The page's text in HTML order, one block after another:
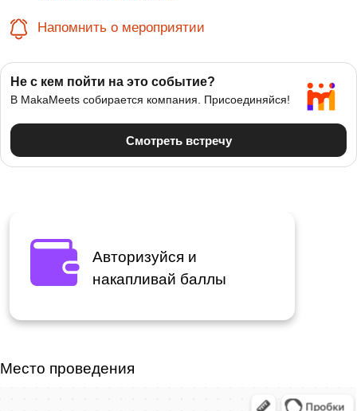
Напомнить о мероприятии
Авторизуйся и
накапливай баллы
Место проведения